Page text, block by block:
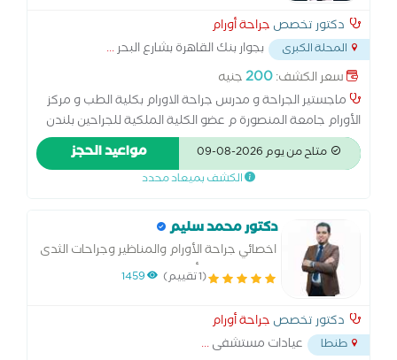
دكتور تخصص جراحة أورام
المحلة الكبرى بجوار بنك القاهرة بشارع البحر...
سعر الكشف:200جنيه
ماجستير الجراحة و مدرس جراحة الاورام بكلية الطب و مركز
الأورام جامعة المنصورة م عضو الكلية الملكية للجراحين بلندن
عضو الجمعية الأوروبية للأورام النسائية (ESGO) د.دكتوراه
جراحات الأورام بكلية الطب جامعة المنصورة
متاح من يوم 2026-08-09 مواعيد الحجز
الكشف بميعاد محدد
دكتور محمد سليم
اخصائي جراحة الأورام والمناظير وجراحات الثدى
والغدد بمعهد أورام طنطا
(1 تقييم) 1459
دكتور تخصص جراحة أورام
طنطا عيادات مستشفى...